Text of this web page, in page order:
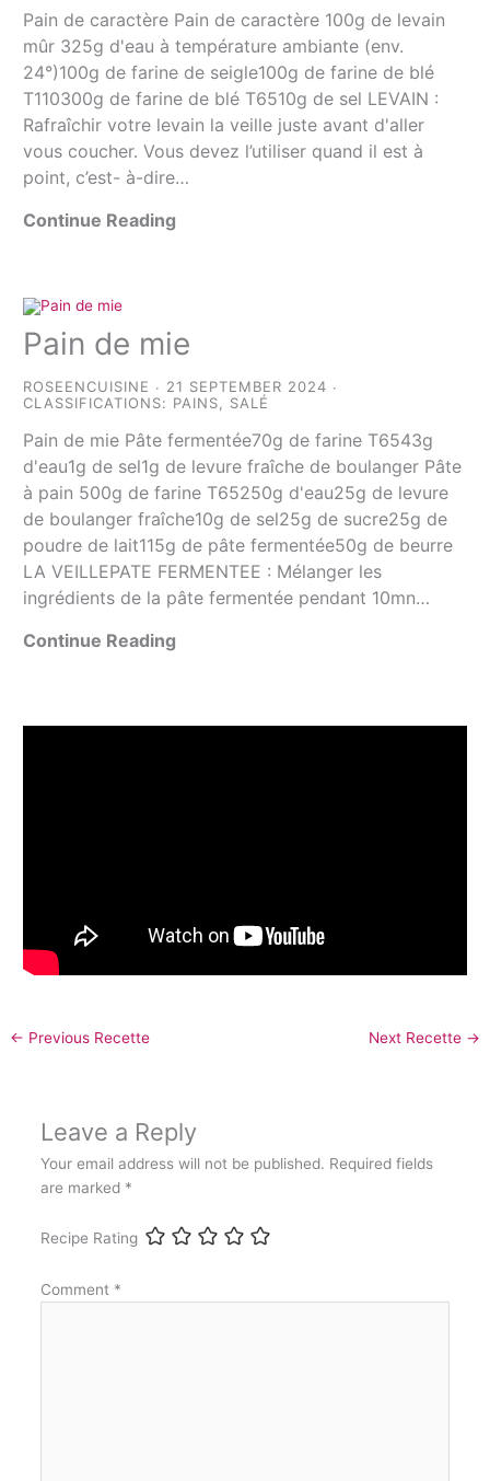
Pain de caractère Pain de caractère 100g de levain
mûr 325g d'eau à température ambiante (env.
24°)100g de farine de seigle100g de farine de blé
T110300g de farine de blé T6510g de sel LEVAIN :
Rafraîchir votre levain la veille juste avant d'aller
vous coucher. Vous devez l’utiliser quand il est à
point, c’est- à-dire…
Continue Reading
Pain de mie
ROSEENCUISINE
21 SEPTEMBER 2024
CLASSIFICATIONS: PAINS, SALÉ
Pain de mie Pâte fermentée70g de farine T6543g
d'eau1g de sel1g de levure fraîche de boulanger Pâte
à pain 500g de farine T65250g d'eau25g de levure
de boulanger fraîche10g de sel25g de sucre25g de
poudre de lait115g de pâte fermentée50g de beurre
LA VEILLEPATE FERMENTEE : Mélanger les
ingrédients de la pâte fermentée pendant 10mn…
Continue Reading
← Previous Recette Next Recette →
Leave a Reply
Your email address will not be published. Required fields
are marked *
Recipe Rating
Comment *